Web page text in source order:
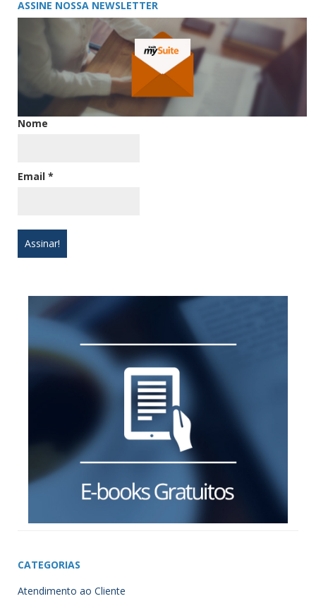
ASSINE NOSSA NEWSLETTER
Nome
Email *
CATEGORIAS
Atendimento ao Cliente